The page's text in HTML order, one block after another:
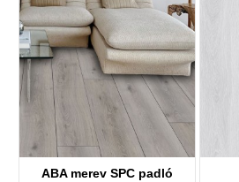
ABA merev SPC padló